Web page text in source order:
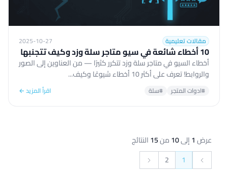
مقالات تعليمية 2025-10-27
10 أخطاء شائعة في سيو متاجر سلة وزد وكيف تتجنبها
أخطاء السيو في متاجر سلة وزد تتكرر كثيرًا — من العناوين إلى الصور
والروابط! تعرف على أكثر 10 أخطاء شيوعًا وكيف...
#ادوات المتجر #سلة اقرأ المزيد ←
عرض1إلى10من15النتائج
&laquo; السابق 1
2 التالي &raquo;